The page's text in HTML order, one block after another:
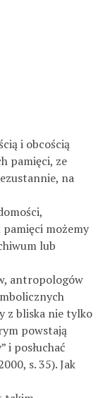
i obcością
pamięci, ze
na
możemy
lub
antropologów
z bliska nie tylko
powstają
i posłuchać
s. 35). Jak